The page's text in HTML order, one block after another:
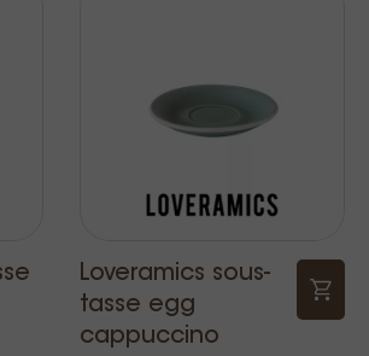
Loveramics sous-
tasse egg
cappuccino